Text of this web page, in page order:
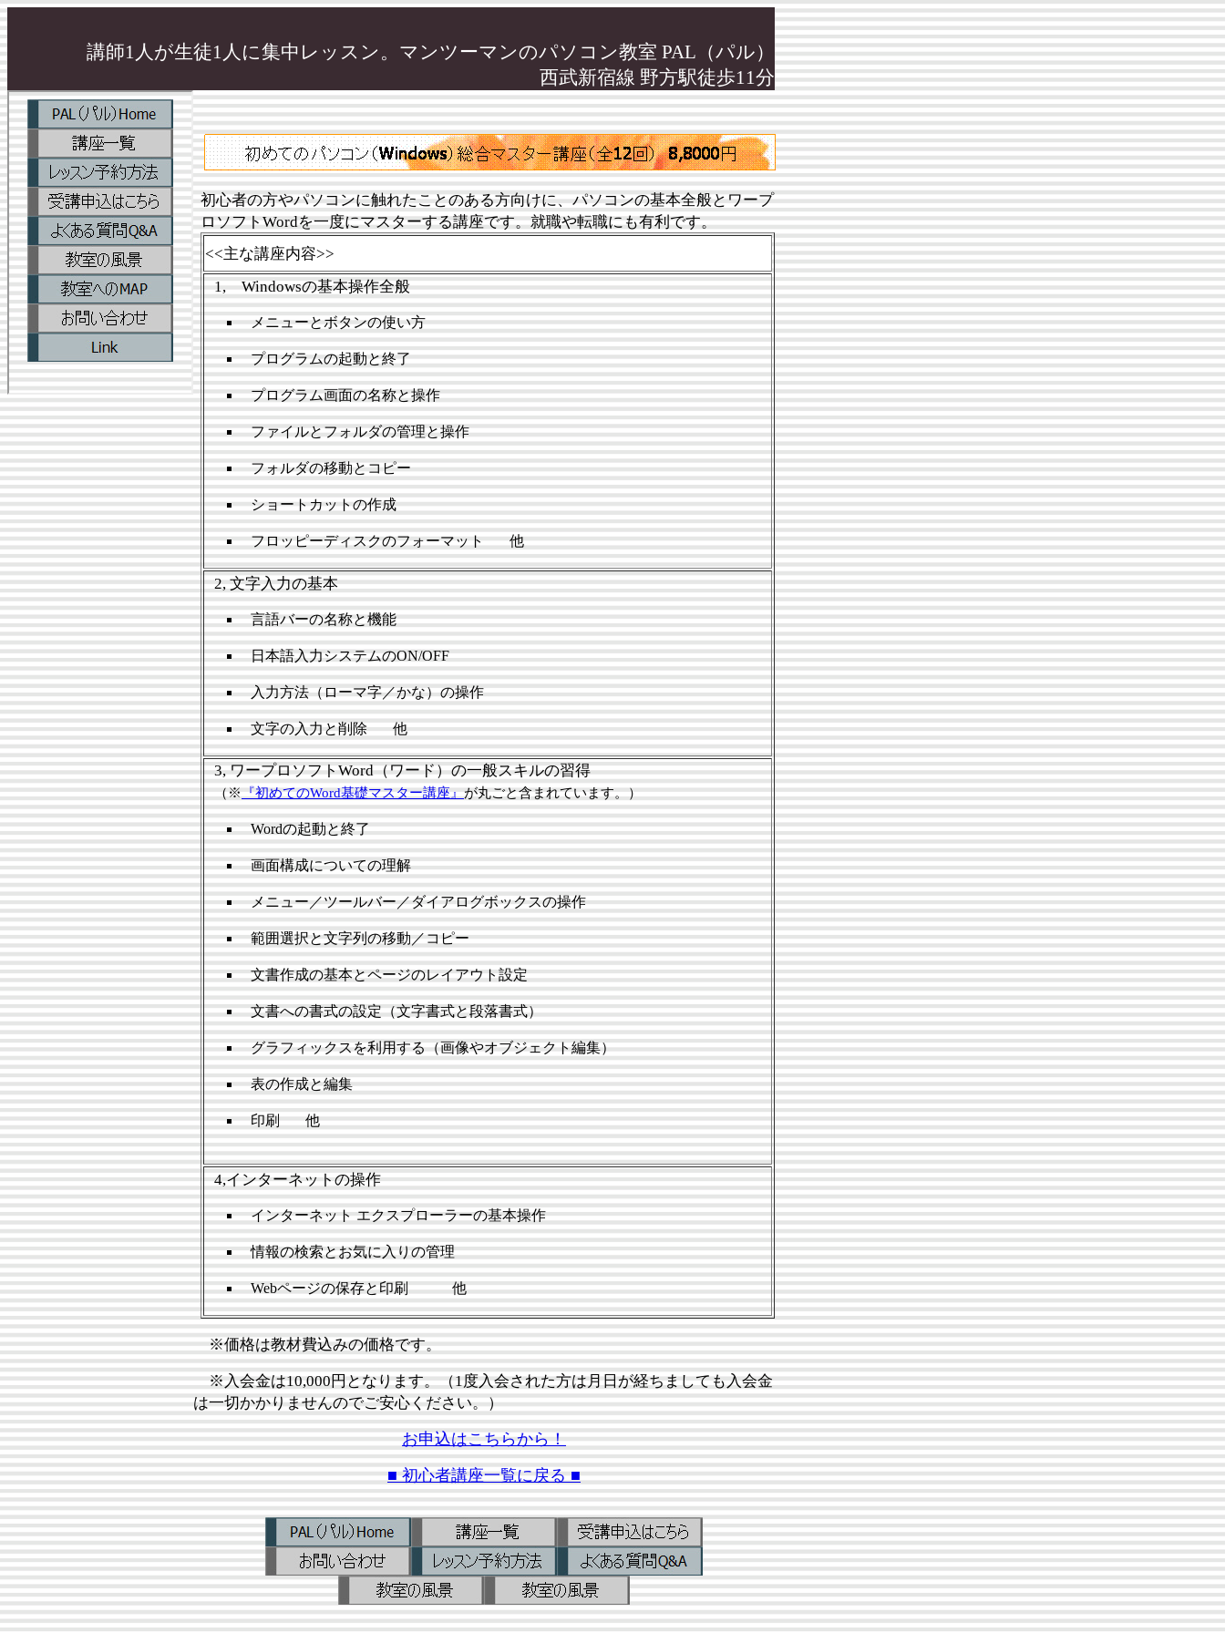
講師1人が生徒1人に集中レッスン。マンツーマンのパソコン教室 PAL（パル）
西武新宿線 野方駅徒歩11分
初心者の方やパソコンに触れたことのある方向けに、パソコンの基本全般とワープ
ロソフトWordを一度にマスターする講座です。就職や転職にも有利です。
<<主な講座内容>>
1, Windowsの基本操作全般
メニューとボタンの使い方
プログラムの起動と終了
プログラム画面の名称と操作
ファイルとフォルダの管理と操作
フォルダの移動とコピー
ショートカットの作成
フロッピーディスクのフォーマット 他
2, 文字入力の基本
言語バーの名称と機能
日本語入力システムのON/OFF
入力方法（ローマ字／かな）の操作
文字の入力と削除 他
3, ワープロソフトWord（ワード）の一般スキルの習得
（※『初めてのWord基礎マスター講座』が丸ごと含まれています。）
Wordの起動と終了
画面構成についての理解
メニュー／ツールバー／ダイアログボックスの操作
範囲選択と文字列の移動／コピー
文書作成の基本とページのレイアウト設定
文書への書式の設定（文字書式と段落書式）
グラフィックスを利用する（画像やオブジェクト編集）
表の作成と編集
印刷他
4,インターネットの操作
インターネット エクスプローラーの基本操作
情報の検索とお気に入りの管理
Webページの保存と印刷 他
※価格は教材費込みの価格です。
※入会金は10,000円となります。（1度入会された方は月日が経ちましても入会金
は一切かかりませんのでご安心ください。）
お申込はこちらから！
■ 初心者講座一覧に戻る ■